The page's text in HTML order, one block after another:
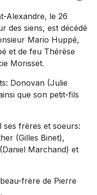
Alexandre, le 26
des siens, est décédé
Mario Huppé,
et de feu Thérèse
Morisset.
Donovan (Julie
que son petit-fils
ses frères et soeurs:
(Gilles Binet),
Marchand) et
frère de Pierre